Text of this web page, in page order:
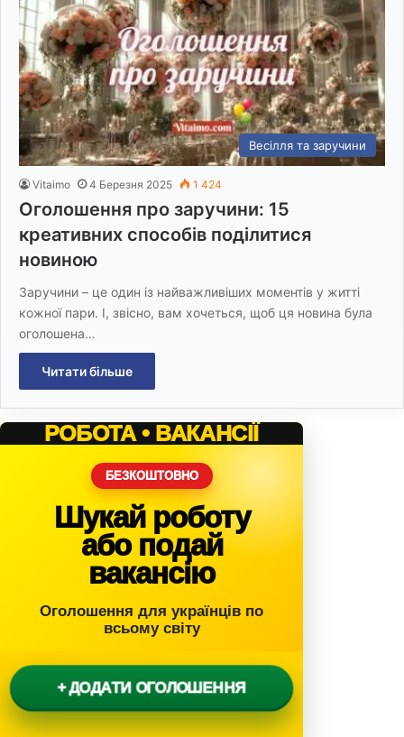
Весілля та заручини
Vitaimo 4 Березня 2025 1 424
Оголошення про заручини: 15
креативних способів поділитися
новиною
Заручини – це один із найважливіших моментів у житті
кожної пари. І, звісно, вам хочеться, щоб ця новина була
оголошена…
Читати більше
РОБОТА • ВАКАНСІЇ
БЕЗКОШТОВНО
Шукай роботу
або подай
вакансію
Оголошення для українців по
всьому світу
+ ДОДАТИ ОГОЛОШЕННЯ